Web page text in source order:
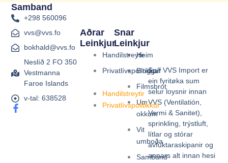
Sp/f VVS Import er
ein fyritøka sum
selur loysnir innan
VVS (Ventilatión,
Varmi & Sanitet),
sprinkling, trýstluft,
lítlar og stórar
avfuktaraskipanir og
annars alt innan hesi
Snar
Leinkjur
Heim
Bloggur
Filmsbrot
Um
okkum
Vit
umboða
Samband
Aðrar
Leinkjur
Handilstreytir
Privatlívspolitikkur
Handilstreytir
Privatlívspolitikkur
Samband
+298 560096
vvs@vvs.fo
bokhald@vvs.fo
Neslíð 2 FO 350
Vestmanna
Faroe Islands
v-tal: 638528
F
a